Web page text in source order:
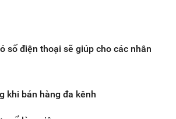
số điện thoại sẽ giúp cho các nhân
khi bán hàng đa kênh